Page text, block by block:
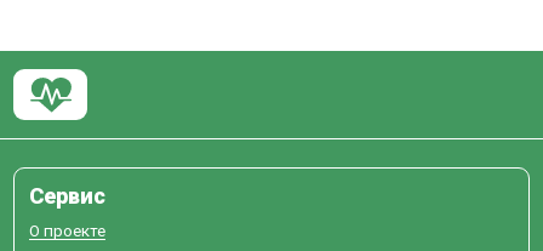
Сервис
О проекте